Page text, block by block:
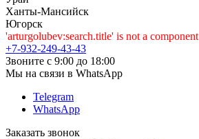
Ханты-Мансийск
Югорск
'arturgolubev:search.title' is not a component
+7-932-249-43-43
Звоните с 9:00 до 18:00
Мы на связи в WhatsApp
Telegram
WhatsApp
Заказать звонок